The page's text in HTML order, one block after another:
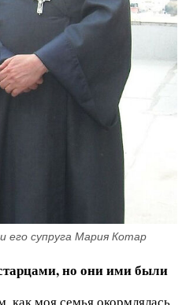
его супруга Мария Котар
но они ими были